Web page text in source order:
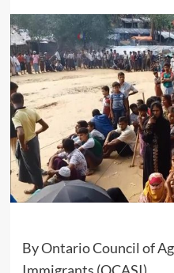
By Ontario Council of